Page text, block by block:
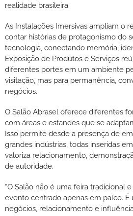
realidade brasileira.
As Instalações Imersivas ampliam o
contar histórias de protagonismo do
tecnologia, conectando memória,
Exposição de Produtos e Serviços
diferentes portes em um ambiente
visitação, mas para permanência,
negócios.
O Salão Abrasel oferece diferentes
com áreas e estandes que se
Isso permite desde a presença de
grandes indústrias, todas inseridas
valoriza relacionamento,
de autoridade.
“O Salão não é uma feira tradicional
evento centrado apenas em palco.
negócios, relacionamento e